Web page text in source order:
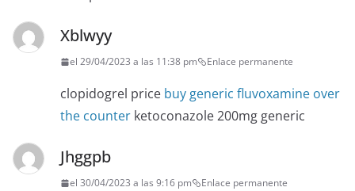
Xblwyy
el 29/04/2023 a las 11:38 pm Enlace permanente
clopidogrel price buy generic fluvoxamine over
the counter ketoconazole 200mg generic
Jhggpb
el 30/04/2023 a las 9:16 pm Enlace permanente